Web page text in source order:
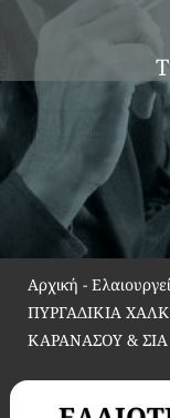
Αρχική -
ΠΥΡΓΑΔΙΚΙΑ
ΚΑΡΑΝΑΣΟΥ &